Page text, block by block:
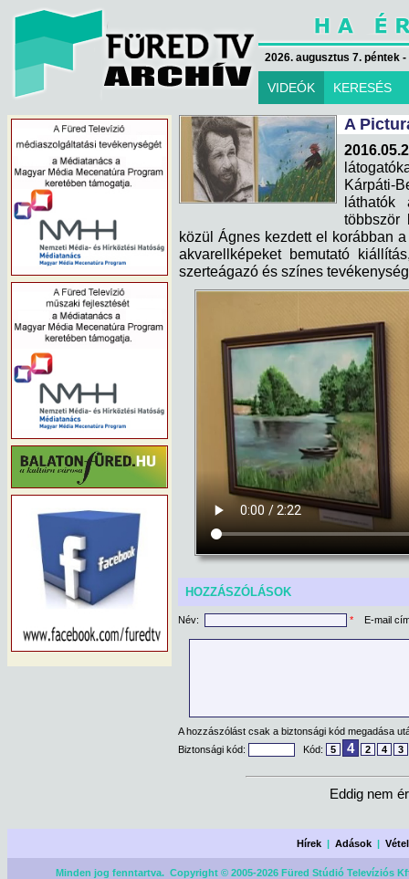
2026. augusztus 7. péntek
VIDEÓK KERESÉS
A
Kárpáti-
láthatók
többször
közül Ágnes kezdett el korábban
akvarellképeket bemutató
szerteágazó és színes
HOZZÁSZÓLÁSOK
Név: * E-mail
A hozzászólást csak a biztonsági kód megadása
Biztonsági kód:
Kód: 5 4 2 4 3
Eddig nem
Hírek |Adások |
Minden jog fenntartva. Copyright © 2005-2026 Füred Stúdió Televíziós